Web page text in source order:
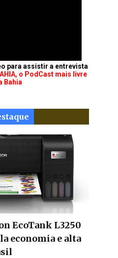
para assistir a entrevista
o PodCast mais livre
Bahia
EcoTank L3250
economia e alta